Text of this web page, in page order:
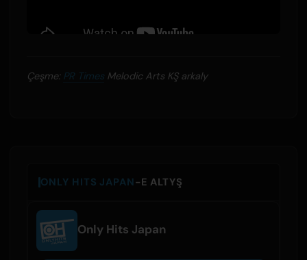
Çeşme: PR TimesMelodic Arts KŞ arkaly
ONLY HITS JAPAN-E ALTYŞ
Only Hits Japan